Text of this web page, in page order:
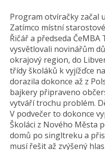
Program otvíračky začal
Zatímco místní
Řičář a předseda ČeMBA
vysvětlovali novinářům
okrajový region, do
třídy školáků k vyjížďce
dorazila dokonce až z
bajkery připraveno
vytváří trochu problém.
V podvečer to dokonce
Školáci z Nového Města
domů po singltreku a
musí řešit až zvýšený